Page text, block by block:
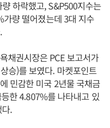
하락했고, S&P500지수는
량 떨어졌는데 3대 지수
채권시장은 PCE 보고서가
승)를 보였다. 마켓포인트
민감한 미국 2년물 국채금
한 4.807%를 나타내고 있
.